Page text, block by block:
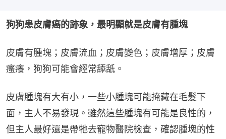
狗狗患皮膚癌的跡象，最明顯就是皮膚有腫塊
皮膚有腫塊；皮膚流血；皮膚變色；皮膚增厚；皮膚
瘙癢，狗狗可能會經常舔舐。
皮膚腫塊有大有小，一些小腫塊可能掩藏在毛髮下
面，主人不易發現。雖然這些腫塊有可能是良性的，
但主人最好還是帶牠去寵物醫院檢查，確認腫塊的性